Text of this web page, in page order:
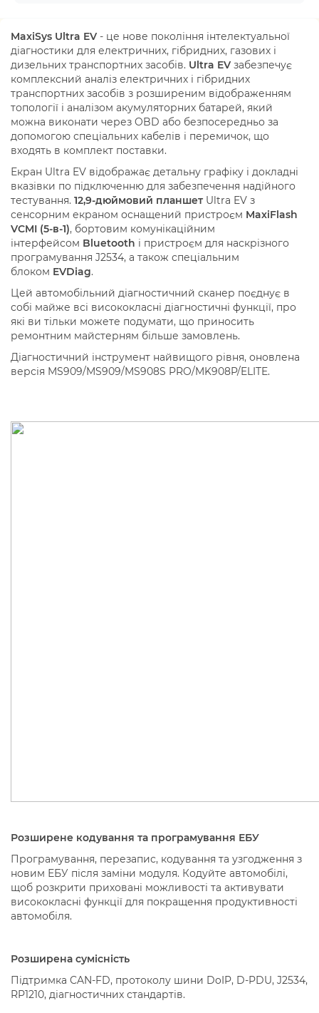
MaxiSys Ultra EV - це нове покоління інтелектуальної
діагностики для електричних, гібридних, газових і
дизельних транспортних засобів. Ultra EV забезпечує
комплексний аналіз електричних і гібридних
транспортних засобів з розширеним відображенням
топології і аналізом акумуляторних батарей, який
можна виконати через OBD або безпосередньо за
допомогою спеціальних кабелів і перемичок, що
входять в комплект поставки.
Екран Ultra EV відображає детальну графіку і докладні
вказівки по підключенню для забезпечення надійного
тестування. 12,9-дюймовий планшет Ultra EV з
сенсорним екраном оснащений пристроєм MaxiFlash
VCMI (5-в-1), бортовим комунікаційним
інтерфейсом Bluetooth і пристроєм для наскрізного
програмування J2534, а також спеціальним
блоком EVDiag.
Цей автомобільний діагностичний сканер поєднує в
собі майже всі висококласні діагностичні функції, про
які ви тільки можете подумати, що приносить
ремонтним майстерням більше замовлень.
Діагностичний інструмент найвищого рівня, оновлена
версія MS909/MS909/MS908S PRO/MK908P/ELITE.
Розширене кодування та програмування ЕБУ
Програмування, перезапис, кодування та узгодження з
новим ЕБУ після заміни модуля. Кодуйте автомобілі,
щоб розкрити приховані можливості та активувати
висококласні функції для покращення продуктивності
автомобіля.
Розширена сумісність
Підтримка CAN-FD, протоколу шини DoIP, D-PDU, J2534,
RP1210, діагностичних стандартів.